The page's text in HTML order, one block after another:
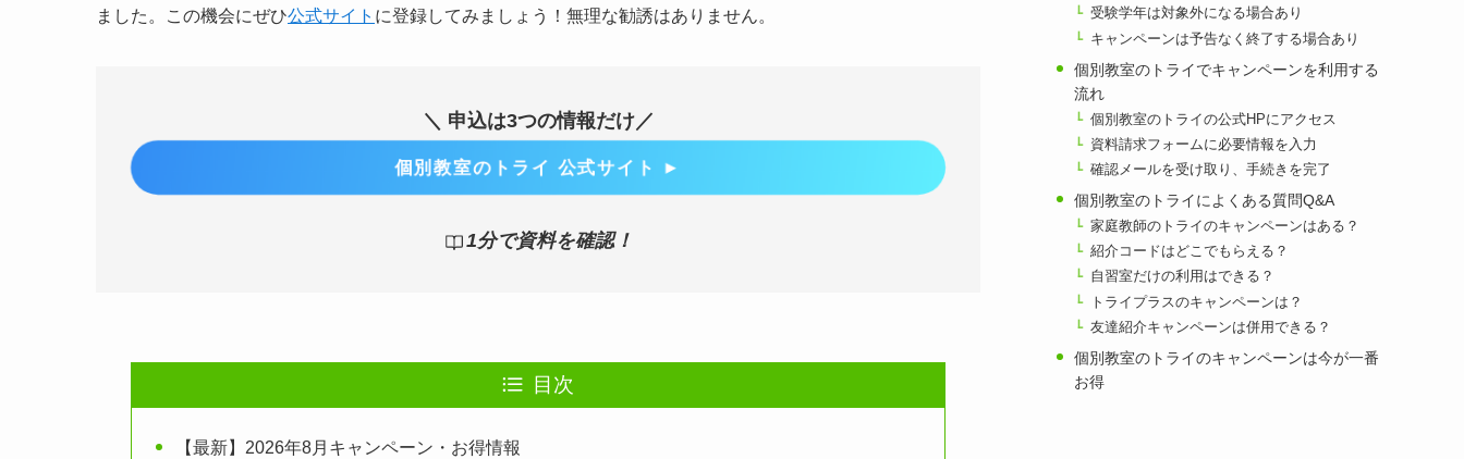
ました。この機会にぜひ公式サイト に登録してみましょう！無理な勧誘はありません。
＼ 申込は3つの情報だけ／
個別教室のトライ 公式サイト ►
1分で資料を確認！
目次
【最新】2026年8月キャンペーン・お得情報
受験学年は対象外になる場合あり
キャンペーンは予告なく終了する場合あり
個別教室のトライでキャンペーンを利用する
流れ
個別教室のトライの公式HPにアクセス
資料請求フォームに必要情報を入力
確認メールを受け取り、手続きを完了
個別教室のトライによくある質問Q&A
家庭教師のトライのキャンペーンはある？
紹介コードはどこでもらえる？
自習室だけの利用はできる？
トライプラスのキャンペーンは？
友達紹介キャンペーンは併用できる？
個別教室のトライのキャンペーンは今が一番
お得